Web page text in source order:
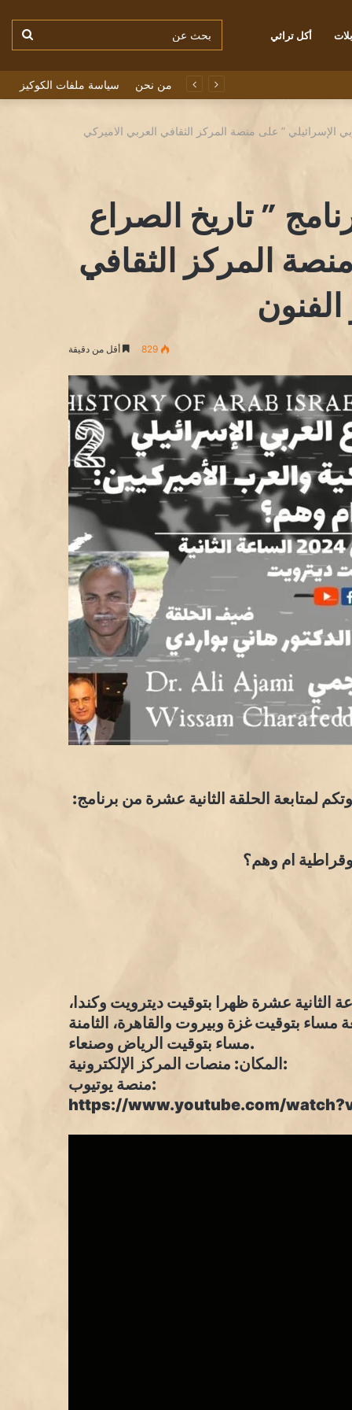
أكل تراثي بحث
من نحن سياسة ملفات الكوكيز
الإسرائيلي ” على منصة المركز الثقافي العربي الاميركي
” تاريخ الصراع
المركز الثقافي
829 أقل من دقيقة
لمتابعة الحلقة الثانية عشرة من برنامج:
ام وهم؟
السبت في 2 آذار/مارس 2024 الساعة الثانية عشرة ظهرا بتوقيت ديترويت وكندا،
بتوقيت غزة وبيروت والقاهرة، الثامنة
مساء بتوقيت الرياض وصنعاء.
المكان: منصات المركز الإلكترونية:
منصة يوتيوب:
https://www.youtube.com/